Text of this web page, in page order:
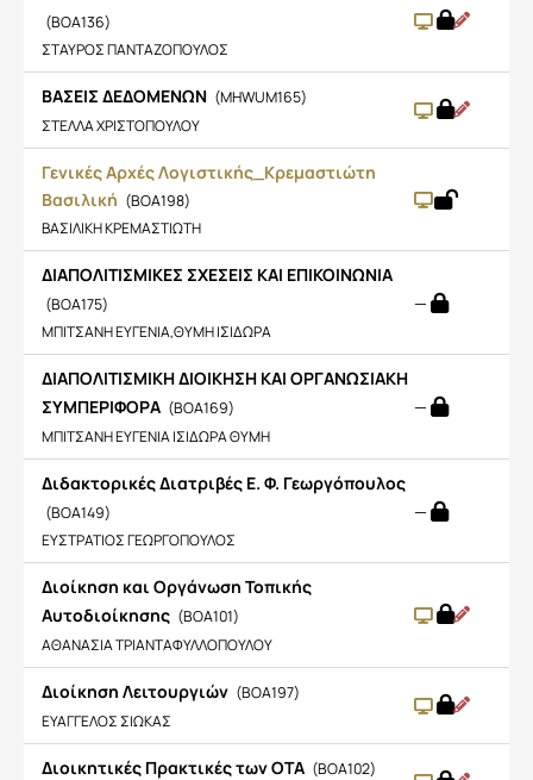
(BOA136)
ΣΤΑΥΡΟΣ ΠΑΝΤΑΖΟΠΟΥΛΟΣ
ΒΑΣΕΙΣ ΔΕΔΟΜΕΝΩΝ (MHWUM165)
ΣΤΕΛΛΑ ΧΡΙΣΤΟΠΟΥΛΟΥ
Γενικές Αρχές Λογιστικής_Κρεμαστιώτη
Βασιλική (BOA198)
ΒΑΣΙΛΙΚΗ ΚΡΕΜΑΣΤΙΩΤΗ
ΔΙΑΠΟΛΙΤΙΣΜΙΚΕΣ ΣΧΕΣΕΙΣ ΚΑΙ ΕΠΙΚΟΙΝΩΝΙΑ
(BOA175)
ΜΠΙΤΣΑΝΗ ΕΥΓΕΝΙΑ,ΘΥΜΗ ΙΣΙΔΩΡΑ
—
ΔΙΑΠΟΛΙΤΙΣΜΙΚΗ ΔΙΟΙΚΗΣΗ ΚΑΙ ΟΡΓΑΝΩΣΙΑΚΗ
ΣΥΜΠΕΡΙΦΟΡΑ (BOA169)
ΜΠΙΤΣΑΝΗ ΕΥΓΕΝΙΑ ΙΣΙΔΩΡΑ ΘΥΜΗ
—
Διδακτορικές Διατριβές Ε. Φ. Γεωργόπουλος
(BOA149)
ΕΥΣΤΡΑΤΙΟΣ ΓΕΩΡΓΟΠΟΥΛΟΣ
—
Διοίκηση και Οργάνωση Τοπικής
Αυτοδιοίκησης (BOA101)
ΑΘΑΝΑΣΙΑ ΤΡΙΑΝΤΑΦΥΛΛΟΠΟΥΛΟΥ
Διοίκηση Λειτουργιών (BOA197)
ΕΥΑΓΓΕΛΟΣ ΣΙΩΚΑΣ
Διοικητικές Πρακτικές των ΟΤΑ (BOA102)